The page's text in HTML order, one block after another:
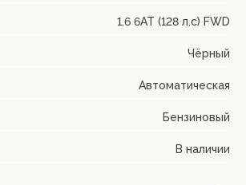
1.6 6AT (128 л.с) FWD
Чёрный
Автоматическая
Бензиновый
В наличии